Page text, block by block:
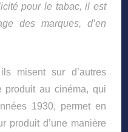
pour le tabac, il est
des marques, d’en
misent sur d’autres
produit au cinéma, qui
1930, permet en
produit d’une manière